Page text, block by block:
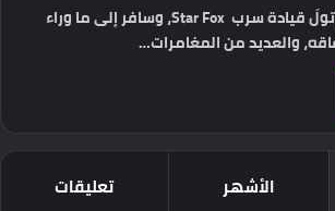
في شهر يونيو هذا، تولَ قيادة سرب Star Fox، وسافر إلى ما وراء
الأشهر تعليقات